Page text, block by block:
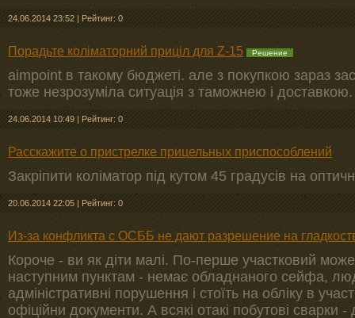
24.06.2014 23:52 | Рейтинг: 0
Порадьте коліматорний приціл для Z-15 Решение
aimpoint в такому бюджеті. але з покупкою зараз
тоже незрозуміла ситуація з таможнею і доставкою.
24.06.2014 10:49 | Рейтинг: 0
Расскажите о пристрелке прицельных приспособлений
Закріпити коліматор під кутом 45 градусів на
20.06.2014 22:05 | Рейтинг: 0
Из-за конфликта с ОСББ не дают разрешение на
Короче - ви як діти малі. По-перше участковий
наступним пунктам - немає обладнаного сейфа,
адміністративні порушення і стоїть на обліку в
офіційни документи. А всякі отакі побутові сварки